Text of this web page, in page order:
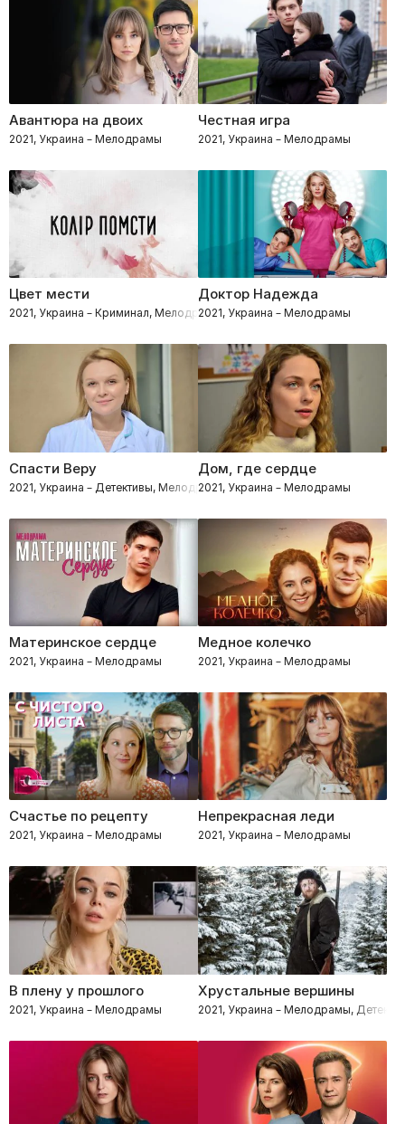
Авантюра на двоих
2021, Украина – Мелодрамы
Честная игра
2021, Украина – Мелодрамы
Цвет мести
2021, Украина – Криминал, Мелодрамы
Доктор Надежда
2021, Украина – Мелодрамы
Спасти Веру
2021, Украина – Детективы, Мелодрамы
Дом, где сердце
2021, Украина – Мелодрамы
Материнское сердце
2021, Украина – Мелодрамы
Медное колечко
2021, Украина – Мелодрамы
Счастье по рецепту
2021, Украина – Мелодрамы
Непрекрасная леди
2021, Украина – Мелодрамы
В плену у прошлого
2021, Украина – Мелодрамы
Хрустальные вершины
2021, Украина – Мелодрамы,